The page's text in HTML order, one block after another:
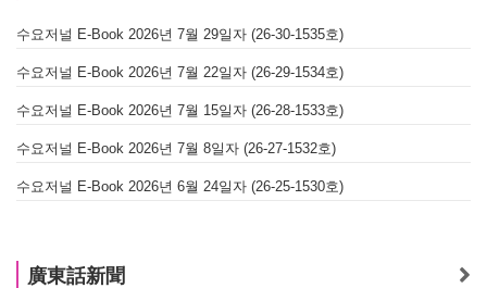
수요저널 E-Book 2026년 7월 29일자 (26-30-1535호)
수요저널 E-Book 2026년 7월 22일자 (26-29-1534호)
수요저널 E-Book 2026년 7월 15일자 (26-28-1533호)
수요저널 E-Book 2026년 7월 8일자 (26-27-1532호)
수요저널 E-Book 2026년 6월 24일자 (26-25-1530호)
廣東話新聞